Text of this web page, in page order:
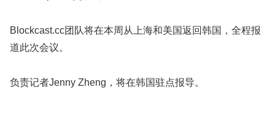
Blockcast.cc团队将在本周从上海和美国返回韩国，全程报
道此次会议。
负责记者Jenny Zheng，将在韩国驻点报导。